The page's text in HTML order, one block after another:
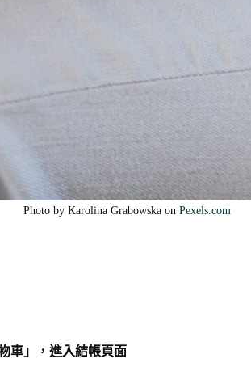
Photo by Karolina Grabowska on Pexels.com
車」，進入結帳頁面